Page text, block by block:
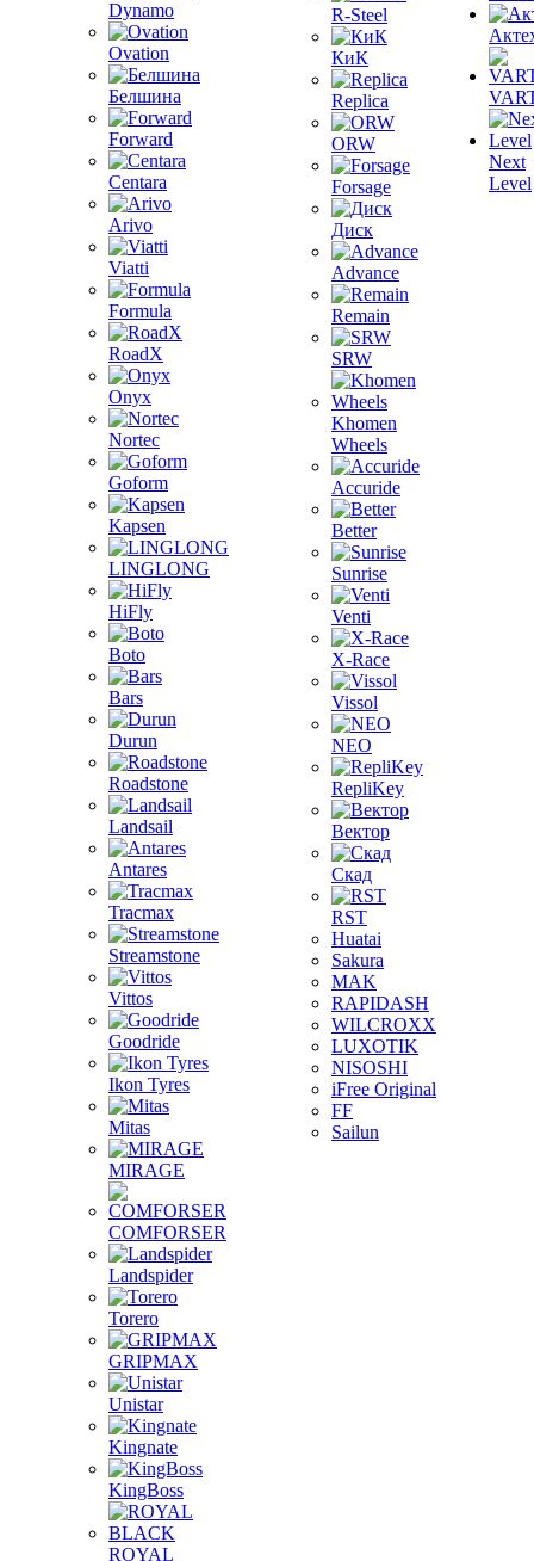
Dynamo
Ovation
Белшина
Forward
Centara
Arivo
Viatti
Formula
RoadX
Onyx
Nortec
Goform
Kapsen
LINGLONG
HiFly
Boto
Bars
Durun
Roadstone
Landsail
Antares
Tracmax
Streamstone
Vittos
Goodride
Ikon Tyres
Mitas
MIRAGE
COMFORSER
Landspider
Torero
GRIPMAX
Unistar
Kingnate
KingBoss
ROYAL
R-Steel
КиК
Replica
ORW
Forsage
Диск
Advance
Remain
SRW
Khomen
Wheels
Accuride
Better
Sunrise
Venti
X-Race
Vissol
NEO
RepliKey
Вектор
Скад
RST
Huatai
Sakura
MAK
RAPIDASH
WILCROXX
LUXOTIK
NISOSHI
iFree Original
FF
Sailun
Next
Level